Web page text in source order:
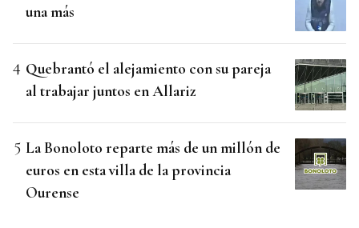
una más
Quebrantó el alejamiento con su pareja
al trabajar juntos en Allariz
La Bonoloto reparte más de un millón de
euros en esta villa de la provincia
Ourense